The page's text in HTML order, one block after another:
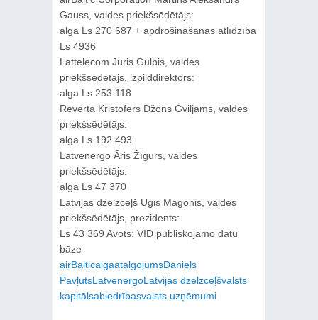
Gauss, valdes priekšsēdētājs:
alga Ls 270 687 + apdrošināšanas atlīdzība
Ls 4936
Lattelecom Juris Gulbis, valdes
priekšsēdētājs, izpilddirektors:
alga Ls 253 118
Reverta Kristofers Džons Gviljams, valdes
priekšsēdētājs:
alga Ls 192 493
Latvenergo Āris Žīgurs, valdes
priekšsēdētājs:
alga Ls 47 370
Latvijas dzelzceļš Uģis Magonis, valdes
priekšsēdētājs, prezidents:
Ls 43 369 Avots: VID publiskojamo datu
bāze
airBalticalgaatalgojumsDaniels
PavļutsLatvenergoLatvijas dzelzceļšvalsts
kapitālsabiedrībasvalsts uzņēmumi